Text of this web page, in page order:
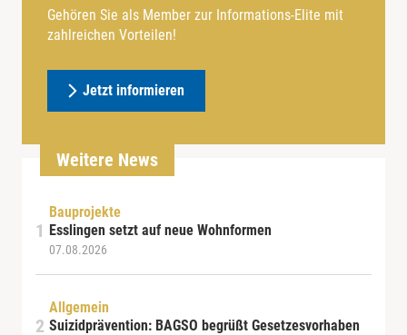
Gehören Sie als Member zur Informations-Elite mit
zahlreichen Vorteilen!
Jetzt informieren
Weitere News
Bauprojekte
Esslingen setzt auf neue Wohnformen
07.08.2026
Allgemein
Suizidprävention: BAGSO begrüßt Gesetzesvorhaben